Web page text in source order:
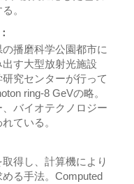
。
播磨科学公園都市に
す大型放射光施設
究センターが行って
ring-8 GeVの略。
バイオテクノロジー
ている。
得し、計算機により
る手法。Computed